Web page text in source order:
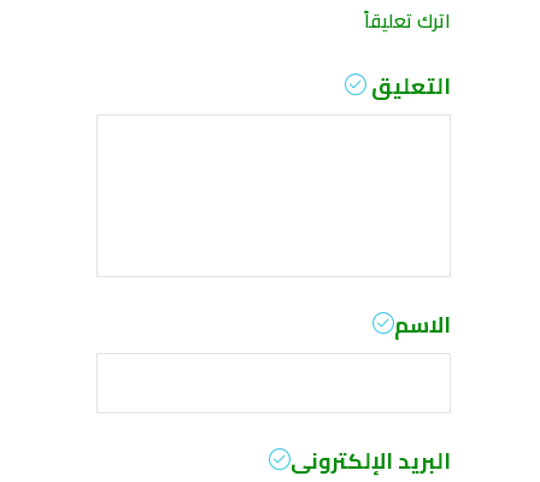
اترك تعليقاً
التعليق
الاسم
البريد الإلكترونى